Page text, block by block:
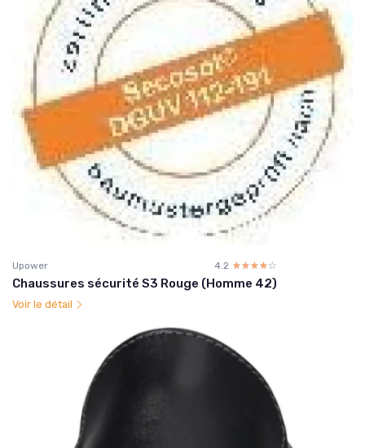
Upower 4.2 ☆☆☆☆☆
★★★★★
Chaussures sécurité S3 Rouge (Homme 42)
Voir le détail